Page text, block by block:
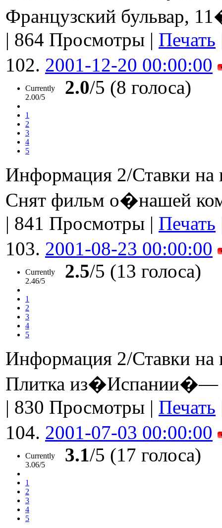
Французский бульвар,
| 864 Просмотры | Печать
102. 2001-12-20 00:00:00
Currently
2.00/5
1
2
3
4
5
2.0/5 (8 голоса)
Информация 2/Ставки на
Снят фильм о�нашей
| 841 Просмотры | Печать
103. 2001-08-23 00:00:00
Currently
2.46/5
1
2
3
4
5
2.5/5 (13 голоса)
Информация 2/Ставки на
Плитка из�Испании�—
| 830 Просмотры | Печать
104. 2001-07-03 00:00:00
Currently
3.06/5
1
2
3
4
5
3.1/5 (17 голоса)